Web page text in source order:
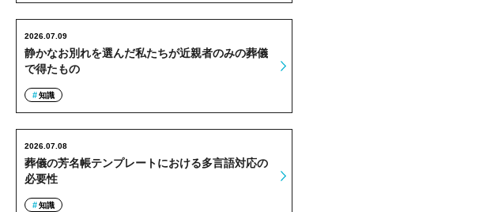
静かなお別れを選んだ私たちが近親者のみの葬儀
で得たもの
2026.07.09
知識
葬儀の芳名帳テンプレートにおける多言語対応の
必要性
2026.07.08
知識